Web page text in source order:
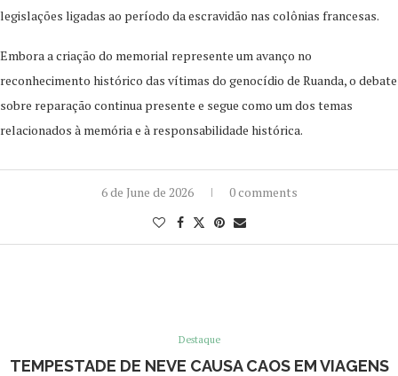
legislações ligadas ao período da escravidão nas colônias francesas.
Embora a criação do memorial represente um avanço no
reconhecimento histórico das vítimas do genocídio de Ruanda, o debate
sobre reparação continua presente e segue como um dos temas
relacionados à memória e à responsabilidade histórica.
6 de June de 2026 0 comments
Destaque
TEMPESTADE DE NEVE CAUSA CAOS EM VIAGENS